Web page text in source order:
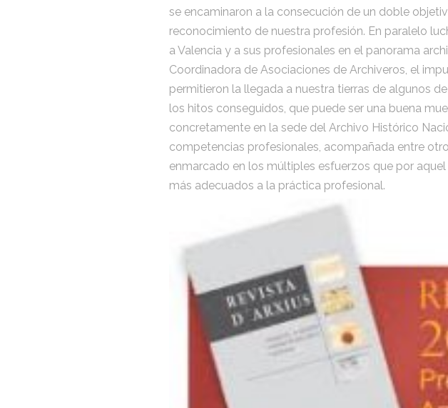
se encaminaron a la consecución de un doble
reconocimiento de nuestra profesión. En paralelo
a Valencia y a sus profesionales en el panorama
Coordinadora de Asociaciones de Archiveros, el
permitieron la llegada a nuestra tierras de algunos
los hitos conseguidos, que puede ser una buena
concretamente en la sede del Archivo Histórico
competencias profesionales, acompañada entre
enmarcado en los múltiples esfuerzos que por
más adecuados a la práctica profesional.